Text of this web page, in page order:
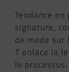
Tendance
signature,
de mode sur
T enlace la
le processus.